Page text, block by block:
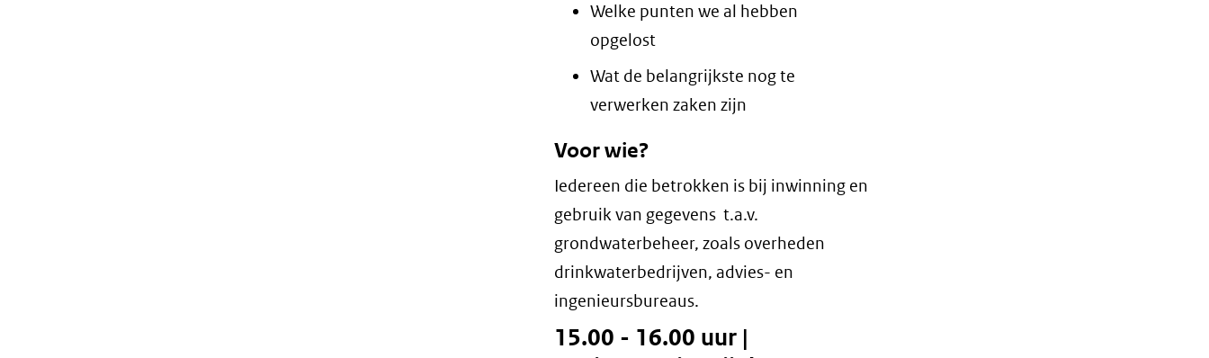
Welke punten we al hebben
opgelost
Wat de belangrijkste nog te
verwerken zaken zijn
Voor wie?
Iedereen die betrokken is bij inwinning en
gebruik van gegevens t.a.v.
grondwaterbeheer, zoals overheden
drinkwaterbedrijven, advies- en
ingenieursbureaus.
15.00 - 16.00 uur |